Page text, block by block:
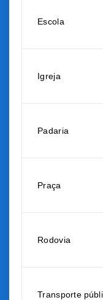
Escola
Igreja
Padaria
Praça
Rodovia
Transporte